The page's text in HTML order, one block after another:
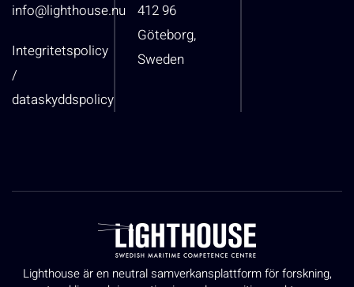
info@lighthouse.nu
Integritetspolicy
/
dataskyddspolicy
412 96
Göteborg,
Sweden
Lighthouse är en neutral samverkansplattform för forskning,